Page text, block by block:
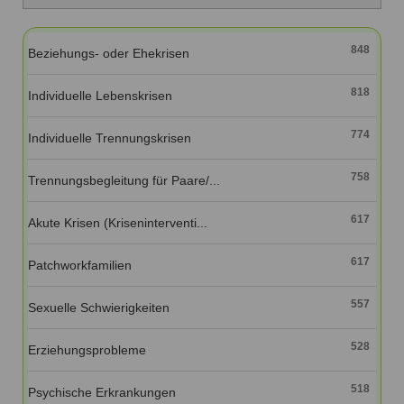
Qualitätssicherung
Qualität unserer Therapeuten
Familienthemen
Fortbildungen
Ausbildungsinstitute
Liste der Fachverbände
Benutzername*
Passwort*
vergessen?
Links
Formular zur Registrierung
Beziehungs- oder Ehekrisen 848
Individuelle Lebenskrisen 818
Individuelle Trennungskrisen 774
Trennungsbegleitung für Paare/... 758
Akute Krisen (Kriseninterventi... 617
Patchworkfamilien 617
Sexuelle Schwierigkeiten 557
Erziehungsprobleme 528
Psychische Erkrankungen 518